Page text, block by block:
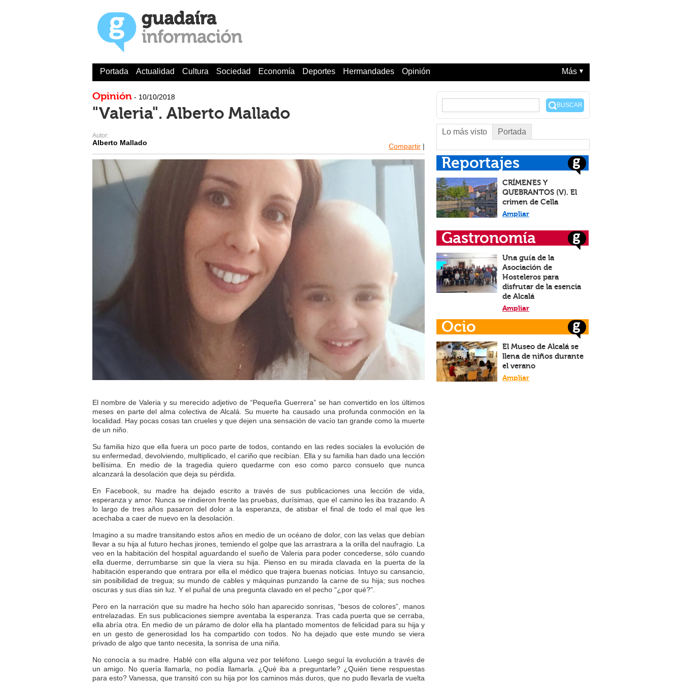
Portada Actualidad Cultura Sociedad Economía Deportes Hermandades Opinión Más
Opinión - 10/10/2018
"Valeria". Alberto Mallado
Autor:
Alberto Mallado Compartir |
El nombre de Valeria y su merecido adjetivo de “Pequeña Guerrera” se han convertido en los últimos
meses en parte del alma colectiva de Alcalá. Su muerte ha causado una profunda conmoción en la
localidad. Hay pocas cosas tan crueles y que dejen una sensación de vacío tan grande como la muerte
de un niño.
Su familia hizo que ella fuera un poco parte de todos, contando en las redes sociales la evolución de
su enfermedad, devolviendo, multiplicado, el cariño que recibían. Ella y su familia han dado una lección
bellísima. En medio de la tragedia quiero quedarme con eso como parco consuelo que nunca
alcanzará la desolación que deja su pérdida.
En Facebook, su madre ha dejado escrito a través de sus publicaciones una lección de vida,
esperanza y amor. Nunca se rindieron frente las pruebas, durísimas, que el camino les iba trazando. A
lo largo de tres años pasaron del dolor a la esperanza, de atisbar el final de todo el mal que les
acechaba a caer de nuevo en la desolación.
Imagino a su madre transitando estos años en medio de un océano de dolor, con las velas que debían
llevar a su hija al futuro hechas jirones, temiendo el golpe que las arrastrara a la orilla del naufragio. La
veo en la habitación del hospital aguardando el sueño de Valeria para poder concederse, sólo cuando
ella duerme, derrumbarse sin que la viera su hija. Pienso en su mirada clavada en la puerta de la
habitación esperando que entrara por ella el médico que trajera buenas noticias. Intuyo su cansancio,
sin posibilidad de tregua; su mundo de cables y máquinas punzando la carne de su hija; sus noches
oscuras y sus días sin luz. Y el puñal de una pregunta clavado en el pecho “¿por qué?”.
Pero en la narración que su madre ha hecho sólo han aparecido sonrisas, “besos de colores”, manos
entrelazadas. En sus publicaciones siempre aventaba la esperanza. Tras cada puerta que se cerraba,
ella abría otra. En medio de un páramo de dolor ella ha plantado momentos de felicidad para su hija y
en un gesto de generosidad los ha compartido con todos. No ha dejado que este mundo se viera
privado de algo que tanto necesita, la sonrisa de una niña.
No conocía a su madre. Hablé con ella alguna vez por teléfono. Luego seguí la evolución a través de
un amigo. No quería llamarla, no podía llamarla. ¿Qué iba a preguntarle? ¿Quién tiene respuestas
para esto? Vanessa, que transitó con su hija por los caminos más duros, que no pudo llevarla de vuelta
BUSCAR
Lo más visto Portada
Reportajes
CRÍMENES Y
QUEBRANTOS (V). El
crimen de Cella
Ampliar
Gastronomía
Una guía de la
Asociación de
Hosteleros para
disfrutar de la esencia
de Alcalá
Ampliar
Ocio
El Museo de Alcalá se
llena de niños durante
el verano
Ampliar